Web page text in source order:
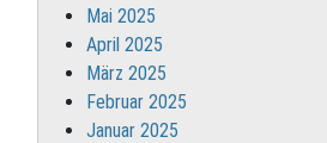
Mai 2025
April 2025
März 2025
Februar 2025
Januar 2025